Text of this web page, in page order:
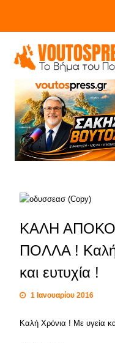
ΚΑΛΗ
ΠΟΛΛΑ ! Καλή
και ευτυχία !
1 Ιανουαρίου 2016
Καλή Χρόνια ! Με υγεία